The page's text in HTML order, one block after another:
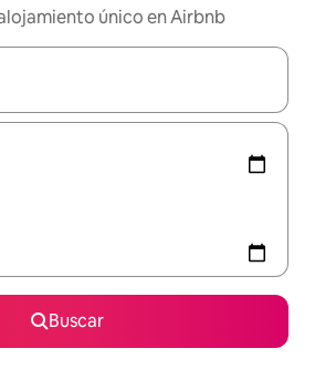
único en Airbnb
estén disponibles, podrás navegar
Buscar